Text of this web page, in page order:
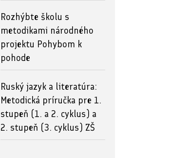
Rozhýbte školu s
metodikami národného
projektu Pohybom k
pohode
Ruský jazyk a literatúra:
Metodická príručka pre 1.
stupeň (1. a 2. cyklus) a
2. stupeň (3. cyklus) ZŠ